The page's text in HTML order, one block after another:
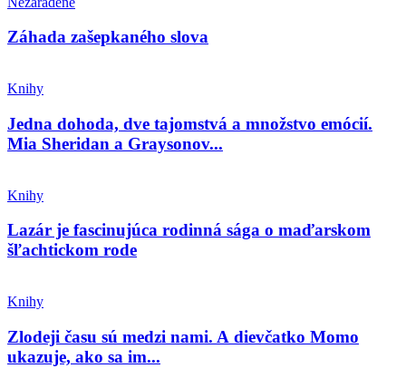
Záhada zašepkaného slova
Knihy
Jedna dohoda, dve tajomstvá a množstvo emócií.
Mia Sheridan a Graysonov...
Knihy
Lazár je fascinujúca rodinná sága o maďarskom
šľachtickom rode
Knihy
Zlodeji času sú medzi nami. A dievčatko Momo
ukazuje, ako sa im...